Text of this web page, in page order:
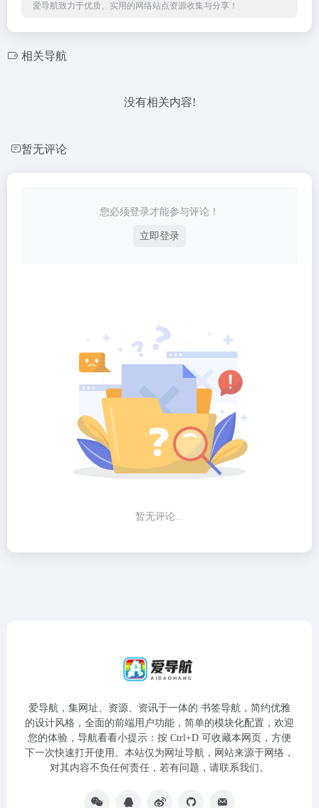
爱导航致力于优质、实用的网络站点资源收集与分享！
相关导航
没有相关内容!
暂无评论
您必须登录才能参与评论！
立即登录
暂无评论...
爱导航，集网址、资源、资讯于一体的 书签导航，简约优雅
的设计风格，全面的前端用户功能，简单的模块化配置，欢迎
您的体验，导航看看小提示：按 Ctrl+D 可收藏本网页，方便
下一次快速打开使用。本站仅为网址导航，网站来源于网络，
对其内容不负任何责任，若有问题，请联系我们。